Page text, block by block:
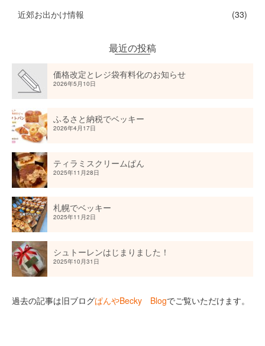
近郊お出かけ情報 (33)
最近の投稿
価格改定とレジ袋有料化のお知らせ
2026年5月10日
ふるさと納税でベッキー
2026年4月17日
ティラミスクリームぱん
2025年11月28日
札幌でベッキー
2025年11月2日
シュトーレンはじまりました！
2025年10月31日
過去の記事は旧ブログぱんやBecky Blogでご覧いただけます。